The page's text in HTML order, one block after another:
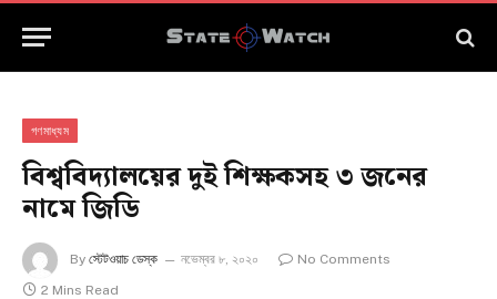
গণমাধ্যম
বিশ্ববিদ্যালয়ের দুই শিক্ষকসহ ৩ জনের
নামে জিডি
By স্টেটওয়াচ ডেস্ক নভেম্বর ৮, ২০২০
No Comments
2 Mins Read